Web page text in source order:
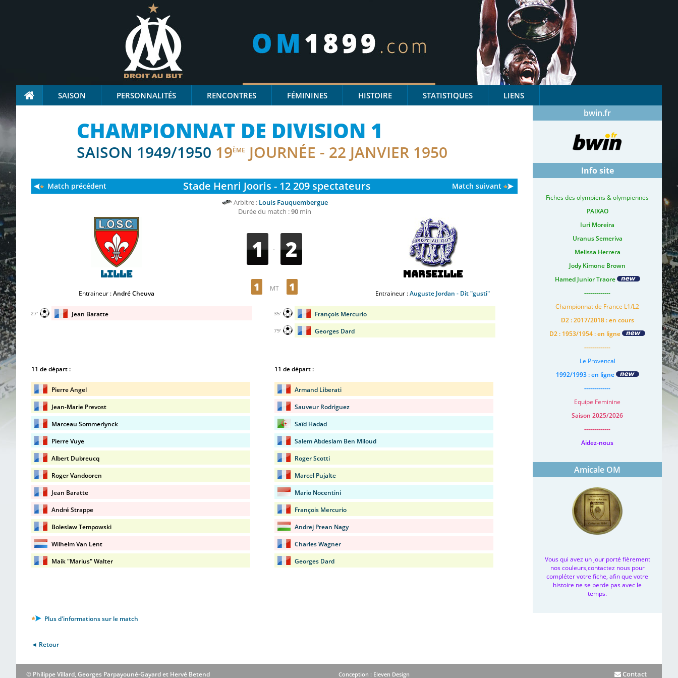
SAISON PERSONNALITÉS RENCONTRES FÉMININES HISTOIRE STATISTIQUES LIENS
CHAMPIONNAT DE DIVISION 1
SAISON 1949/1950 19ÈME JOURNÉE - 22 JANVIER 1950
Stade Henri Jooris - 12 209 spectateurs
Match précédent Match suivant
Arbitre : Louis Fauquembergue
Durée du match :90min
Lille
Entraineur :André Cheuva
1 - 2
1 MT 1
Marseille
Entraineur :Auguste Jordan - Dit "gusti"
Jean Baratte
27' François Mercurio
35'
Georges Dard
79'
11 de départ :
Pierre Angel
Jean-Marie Prevost
Marceau Sommerlynck
Pierre Vuye
Albert Dubreucq
Roger Vandooren
Jean Baratte
André Strappe
Boleslaw Tempowski
Wilhelm Van Lent
Maik "Marius" Walter
11 de départ :
Armand Liberati
Sauveur Rodriguez
Saïd Hadad
Salem Abdeslam Ben Miloud
Roger Scotti
Marcel Pujalte
Mario Nocentini
François Mercurio
Andrej Prean Nagy
Charles Wagner
Georges Dard
Plus d'informations sur le match
◄ Retour
bwin.fr
Info site
Fiches des olympiens & olympiennes
PAIXAO
Iuri Moreira
Uranus Semeriva
Melissa Herrera
Jody Kimone Brown
Hamed Junior Traore
-------------
Championnat de France L1/L2
D2 : 2017/2018 : en cours
D2 : 1953/1954 : en ligne
-------------
Le Provencal
1992/1993 : en ligne
-------------
Equipe Feminine
Saison 2025/2026
-------------
Aidez-nous
Amicale OM
Vous qui avez un jour porté fièrement
nos couleurs,contactez nous pour
compléter votre fiche, afin que votre
histoire ne se perde pas avec le
temps.
© Philippe Villard, Georges Parpayouné-Gayard et Hervé Betend Conception : Eleven Design Contact